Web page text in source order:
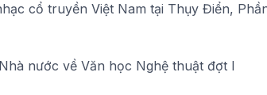
cổ truyền Việt Nam tại Thụy Điển,
nước về Văn học Nghệ thuật đợt I